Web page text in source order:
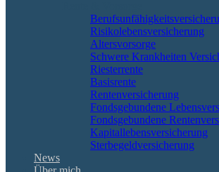
Risikolebensversicherung
Altersvorsorge
Schwere Krankheiten
Riesterrente
Basisrente
Rentenversicherung
Fondsgebundene
Fondsgebundene
Kapitallebensversicherung
Sterbegeldversicherung
News